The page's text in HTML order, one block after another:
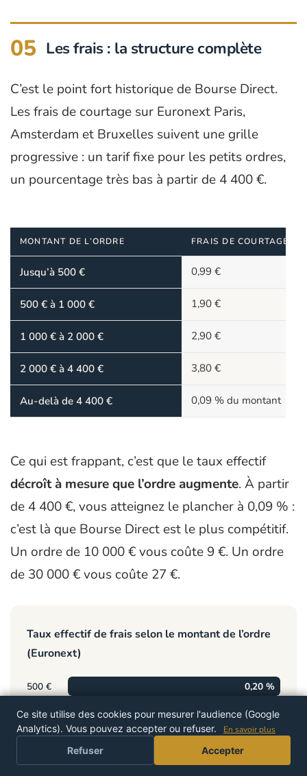
05 Les frais : la structure complète
C’est le point fort historique de Bourse Direct.
Les frais de courtage sur Euronext Paris,
Amsterdam et Bruxelles suivent une grille
progressive : un tarif fixe pour les petits ordres,
un pourcentage très bas à partir de 4 400 €.
MONTANT DE L’ORDRE FRAIS DE COURTAGE
Jusqu’à 500 € 0,99 €
500 € à 1 000 € 1,90 €
1 000 € à 2 000 € 2,90 €
2 000 € à 4 400 € 3,80 €
Au-delà de 4 400 € 0,09 % du montant
Ce qui est frappant, c’est que le taux effectif
décroît à mesure que l’ordre augmente. À partir
de 4 400 €, vous atteignez le plancher à 0,09 % :
c’est là que Bourse Direct est le plus compétitif.
Un ordre de 10 000 € vous coûte 9 €. Un ordre
de 30 000 € vous coûte 27 €.
Taux effectif de frais selon le montant de l’ordre
(Euronext)
500 € 0,20 %
1 000 € 0,19 %
0,15 %
PROFITER DE L'OFFRE
Ce site utilise des cookies pour mesurer l'audience (Google
Analytics). Vous pouvez accepter ou refuser.
En savoir plus
Refuser Accepter